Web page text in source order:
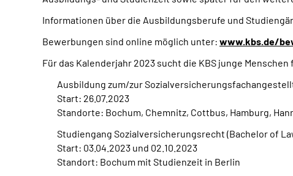
Informationen über die Ausbildungsberufe und
Bewerbungen sind online möglich unter: www.kbs.de/
Für das Kalenderjahr 2023 sucht die KBS junge
Ausbildung zum/zur
Start: 26.07.2023
Standorte: Bochum, Chemnitz, Cottbus, Hamburg,
Studiengang Sozialversicherungsrecht (Bachelor of
Start: 03.04.2023 und 02.10.2023
Standort: Bochum mit Studienzeit in Berlin